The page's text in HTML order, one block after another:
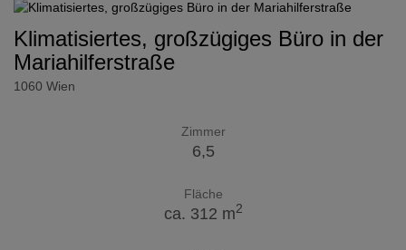
Klimatisiertes, großzügiges Büro in der
Mariahilferstraße
1060 Wien
Zimmer
6,5
Fläche
ca. 312 m2